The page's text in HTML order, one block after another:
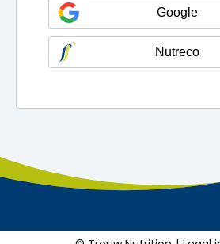
Google
Nutreco